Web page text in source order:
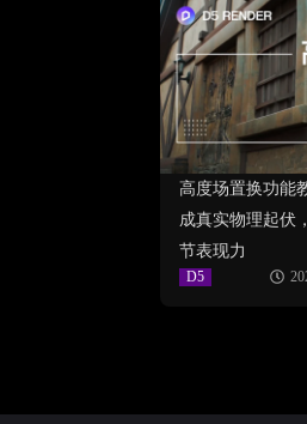
高度场置换功能
成真实物理起伏
节表现力
D5